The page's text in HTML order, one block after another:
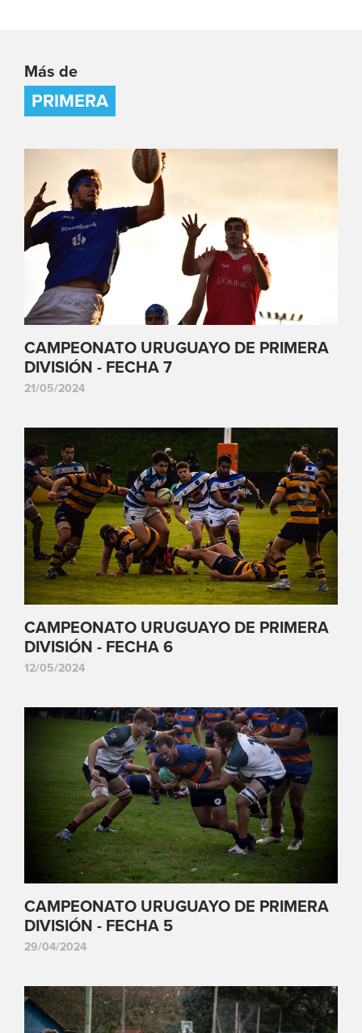
Más de
PRIMERA
CAMPEONATO URUGUAYO DE PRIMERA
DIVISIÓN - FECHA 7
21/05/2024
CAMPEONATO URUGUAYO DE PRIMERA
DIVISIÓN - FECHA 6
12/05/2024
CAMPEONATO URUGUAYO DE PRIMERA
DIVISIÓN - FECHA 5
29/04/2024